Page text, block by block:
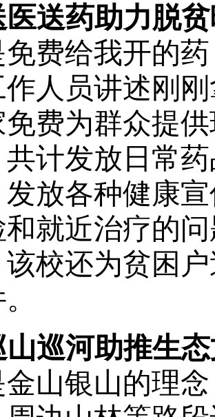
医送药助力脱
费给我开的
作人员讲述刚
免费为群众提
共计发放日常
放各种健康
就近治疗的
该校还为贫困
山巡河助推生
金山银山的理